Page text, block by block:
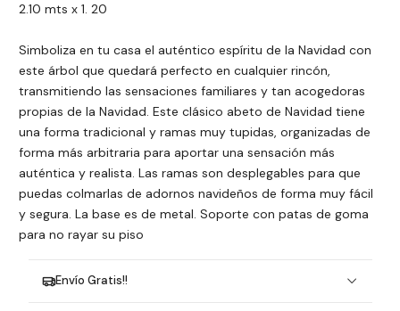
2.10 mts x 1. 20
Simboliza en tu casa el auténtico espíritu de la Navidad con
este árbol que quedará perfecto en cualquier rincón,
transmitiendo las sensaciones familiares y tan acogedoras
propias de la Navidad. Este clásico abeto de Navidad tiene
una forma tradicional y ramas muy tupidas, organizadas de
forma más arbitraria para aportar una sensación más
auténtica y realista. Las ramas son desplegables para que
puedas colmarlas de adornos navideños de forma muy fácil
y segura. La base es de metal. Soporte con patas de goma
para no rayar su piso
Envío Gratis!!